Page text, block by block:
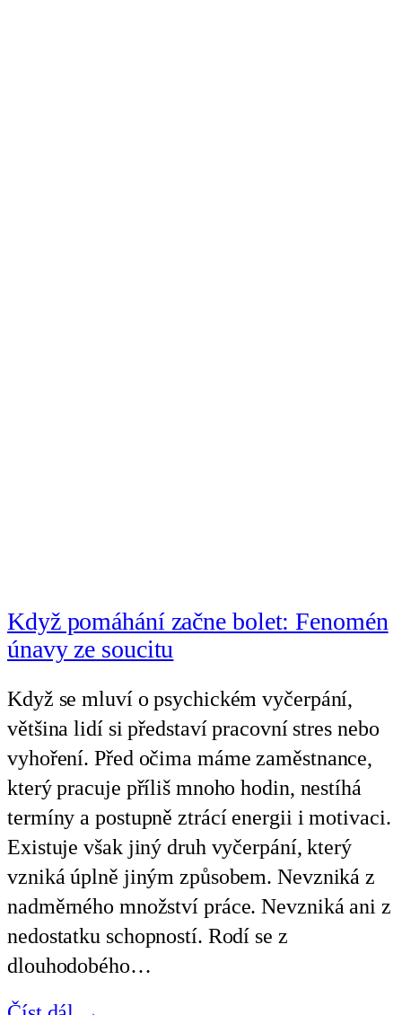
Když pomáhání začne bolet: Fenomén
únavy ze soucitu
Když se mluví o psychickém vyčerpání,
většina lidí si představí pracovní stres nebo
vyhoření. Před očima máme zaměstnance,
který pracuje příliš mnoho hodin, nestíhá
termíny a postupně ztrácí energii i motivaci.
Existuje však jiný druh vyčerpání, který
vzniká úplně jiným způsobem. Nevzniká z
nadměrného množství práce. Nevzniká ani z
nedostatku schopností. Rodí se z
dlouhodobého…